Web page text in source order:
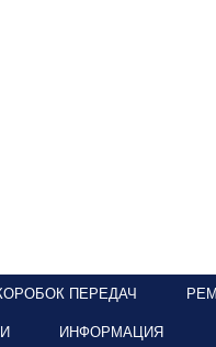
ПЕРЕДАЧ
ИНФОРМАЦИЯ